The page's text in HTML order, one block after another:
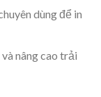
dùng để in
nâng cao trải